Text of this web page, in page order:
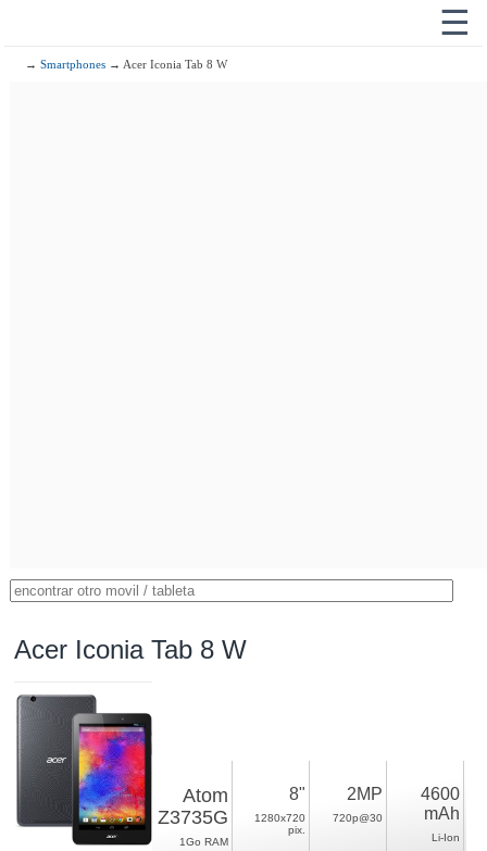
☰
→Smartphones → Acer Iconia Tab 8 W
Acer Iconia Tab 8 W
Atom
Z3735G
1Go RAM
8"
1280x720
pix.
2MP
720p@30
4600
mAh
Li-Ion